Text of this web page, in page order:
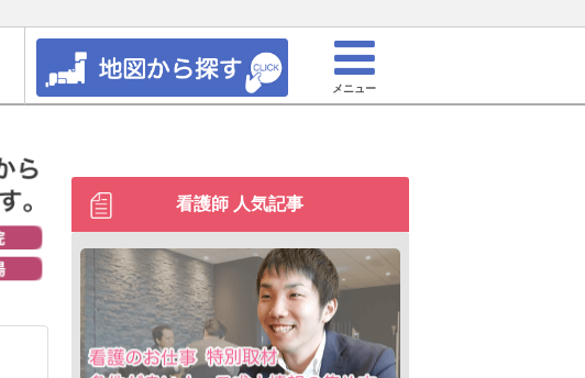
メニュー
看護師 人気記事